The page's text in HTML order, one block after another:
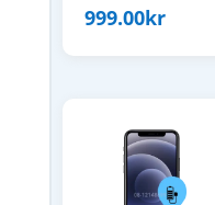
999.00kr